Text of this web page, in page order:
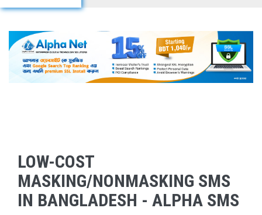
LOW-COST
MASKING/NONMASKING SMS
IN BANGLADESH - ALPHA SMS